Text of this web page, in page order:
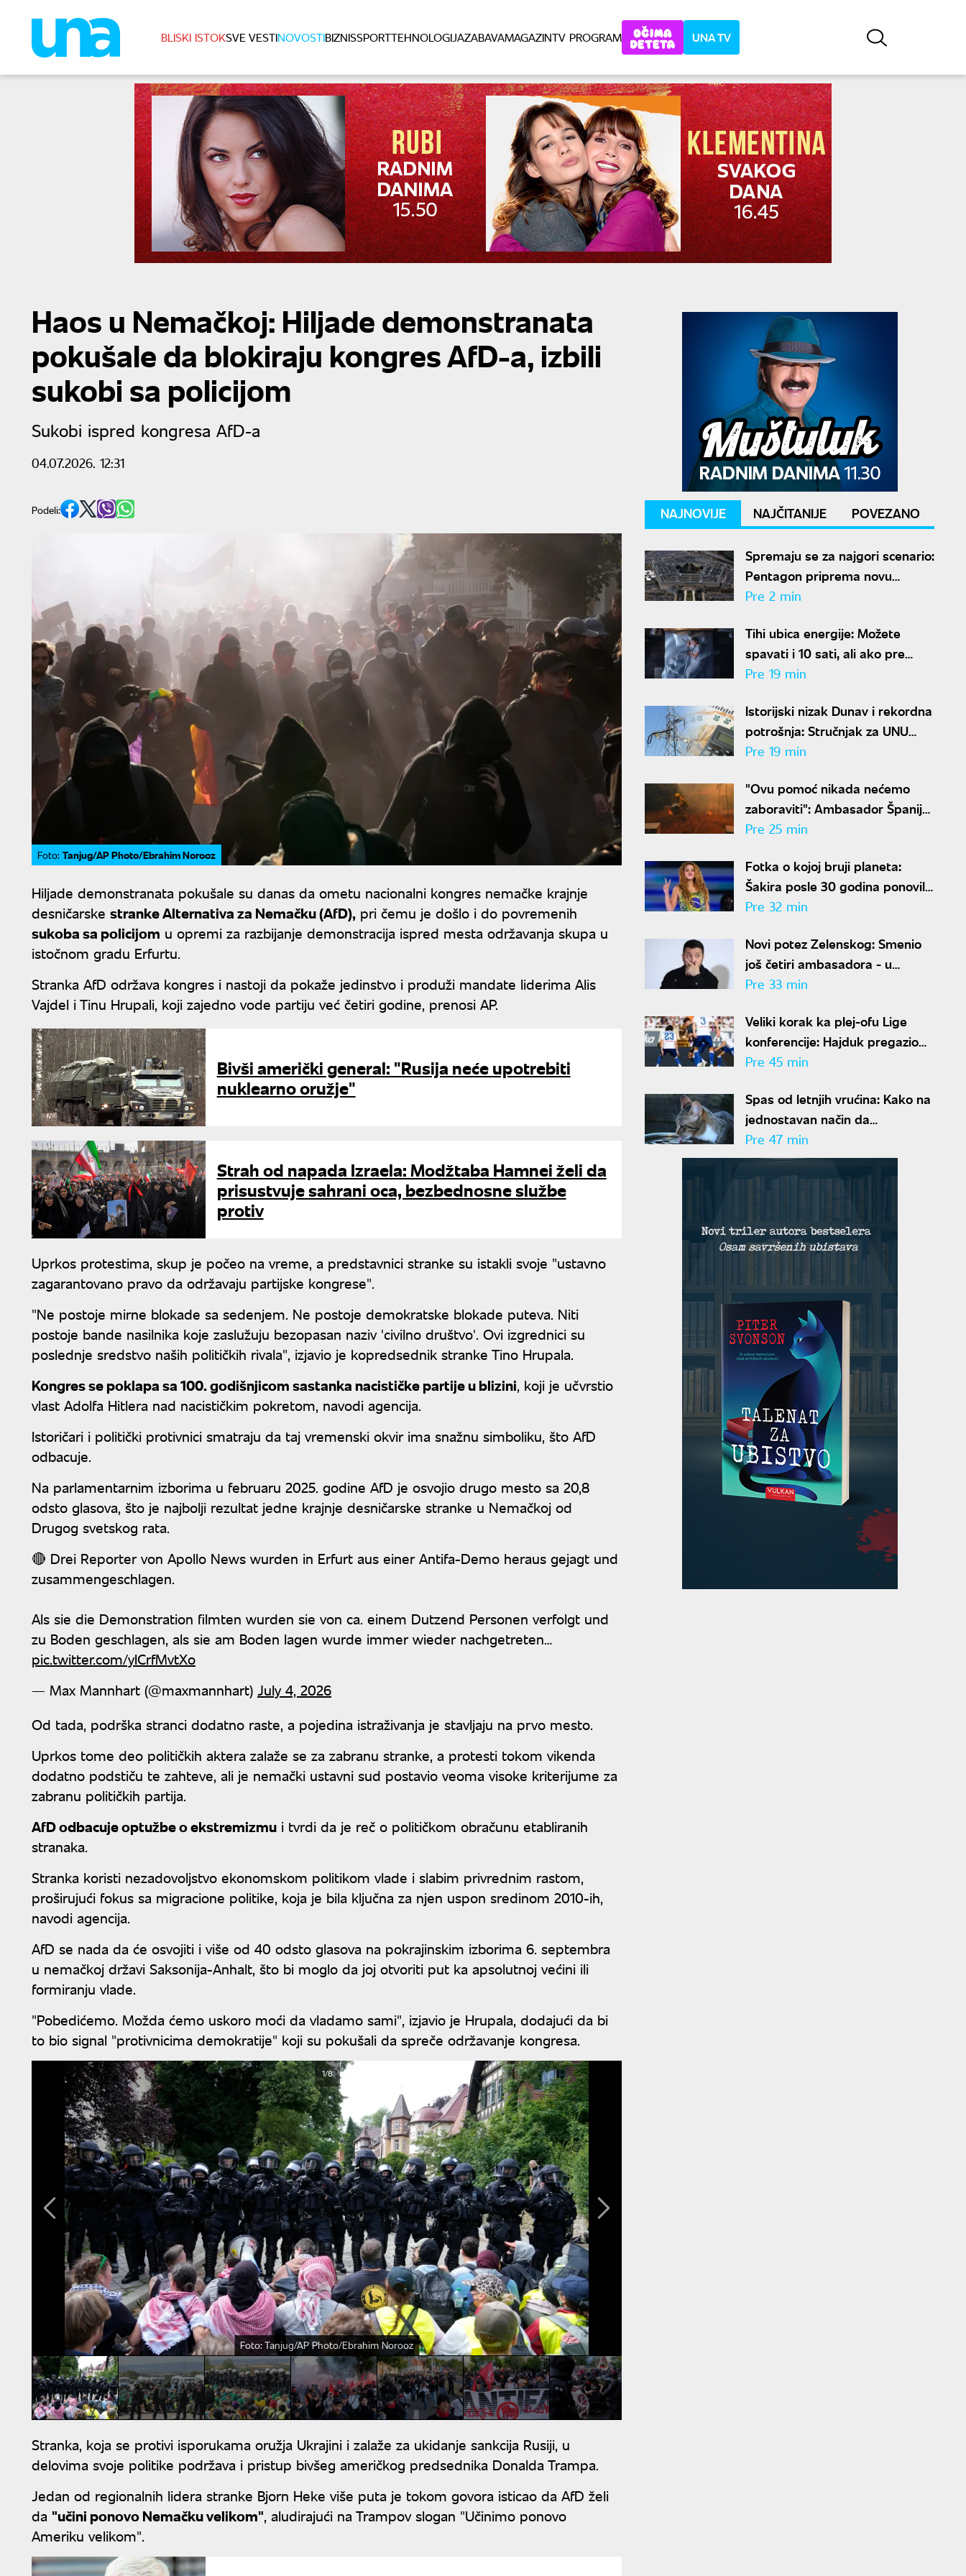
BLISKI ISTOKSVE VESTINOVOSTIBIZNISSPORTTEHNOLOGIJAZABAVAMAGAZINTV PROGRAM UNA TV
Haos u Nemačkoj: Hiljade demonstranata
pokušale da blokiraju kongres AfD-a, izbili
sukobi sa policijom
Sukobi ispred kongresa AfD-a
04.07.2026. 12:31
Podeli:
Foto: Tanjug/AP Photo/Ebrahim Norooz
Hiljade demonstranata pokušale su danas da ometu nacionalni kongres nemačke krajnje
desničarske stranke Alternativa za Nemačku (AfD), pri čemu je došlo i do povremenih
sukoba sa policijom u opremi za razbijanje demonstracija ispred mesta održavanja skupa u
istočnom gradu Erfurtu.
Stranka AfD održava kongres i nastoji da pokaže jedinstvo i produži mandate liderima Alis
Vajdel i Tinu Hrupali, koji zajedno vode partiju već četiri godine, prenosi AP.
Bivši američki general: "Rusija neće upotrebiti
nuklearno oružje"
Strah od napada Izraela: Modžtaba Hamnei želi da
prisustvuje sahrani oca, bezbednosne službe
protiv
Uprkos protestima, skup je počeo na vreme, a predstavnici stranke su istakli svoje "ustavno
zagarantovano pravo da održavaju partijske kongrese".
"Ne postoje mirne blokade sa sedenjem. Ne postoje demokratske blokade puteva. Niti
postoje bande nasilnika koje zaslužuju bezopasan naziv 'civilno društvo'. Ovi izgrednici su
poslednje sredstvo naših političkih rivala", izjavio je kopredsednik stranke Tino Hrupala.
Kongres se poklapa sa 100. godišnjicom sastanka nacističke partije u blizini, koji je učvrstio
vlast Adolfa Hitlera nad nacističkim pokretom, navodi agencija.
Istoričari i politički protivnici smatraju da taj vremenski okvir ima snažnu simboliku, što AfD
odbacuje.
Na parlamentarnim izborima u februaru 2025. godine AfD je osvojio drugo mesto sa 20,8
odsto glasova, što je najbolji rezultat jedne krajnje desničarske stranke u Nemačkoj od
Drugog svetskog rata.
🔴 Drei Reporter von Apollo News wurden in Erfurt aus einer Antifa-Demo heraus gejagt und
zusammengeschlagen.
Als sie die Demonstration filmten wurden sie von ca. einem Dutzend Personen verfolgt und
zu Boden geschlagen, als sie am Boden lagen wurde immer wieder nachgetreten…
pic.twitter.com/yICrfMvtXo
— Max Mannhart (@maxmannhart) July 4, 2026
Od tada, podrška stranci dodatno raste, a pojedina istraživanja je stavljaju na prvo mesto.
Uprkos tome deo političkih aktera zalaže se za zabranu stranke, a protesti tokom vikenda
dodatno podstiču te zahteve, ali je nemački ustavni sud postavio veoma visoke kriterijume za
zabranu političkih partija.
AfD odbacuje optužbe o ekstremizmu i tvrdi da je reč o političkom obračunu etabliranih
stranaka.
Stranka koristi nezadovoljstvo ekonomskom politikom vlade i slabim privrednim rastom,
proširujući fokus sa migracione politike, koja je bila ključna za njen uspon sredinom 2010-ih,
navodi agencija.
AfD se nada da će osvojiti i više od 40 odsto glasova na pokrajinskim izborima 6. septembra
u nemačkoj državi Saksonija-Anhalt, što bi moglo da joj otvoriti put ka apsolutnoj većini ili
formiranju vlade.
"Pobedićemo. Možda ćemo uskoro moći da vladamo sami", izjavio je Hrupala, dodajući da bi
to bio signal "protivnicima demokratije" koji su pokušali da spreče održavanje kongresa.
Foto: Tanjug/AP Photo/Ebrahim Norooz
1/8
Stranka, koja se protivi isporukama oružja Ukrajini i zalaže za ukidanje sankcija Rusiji, u
delovima svoje politike podržava i pristup bivšeg američkog predsednika Donalda Trampa.
Jedan od regionalnih lidera stranke Bjorn Heke više puta je tokom govora isticao da AfD želi
da "učini ponovo Nemačku velikom", aludirajući na Trampov slogan "Učinimo ponovo
Ameriku velikom".
NAJNOVIJE NAJČITANIJE POVEZANO
Spremaju se za najgori scenario:
Pentagon priprema novu
nuklearnu strategiju za
Kinom
Pre 2 min
Tihi ubica energije: Možete
spavati i 10 sati, ali ako pre
kreveta radite ovo, organizam
Pre 19 min
Istorijski nizak Dunav i rekordna
potrošnja: Stručnjak za UNU
otkriva kako uštedeti struju
Pre 19 min
"Ovu pomoć nikada nećemo
zaboraviti": Ambasador Španije
zahvalio Srbiji na borbi protiv
Pre 25 min
Fotka o kojoj bruji planeta:
Šakira posle 30 godina ponovila
istu pozu, ljudi u čudu - "Kako je
Pre 32 min
Novi potez Zelenskog: Smenio
još četiri ambasadora - u
Hrvatskoj, Albaniji, Crnoj Gori i
Pre 33 min
Veliki korak ka plej-ofu Lige
konferencije: Hajduk pregazio
Žalgiris u Litvaniji
Pre 45 min
Spas od letnjih vrućina: Kako na
jednostavan način da
podstaknete mačku da pije više
vode
Pre 47 min